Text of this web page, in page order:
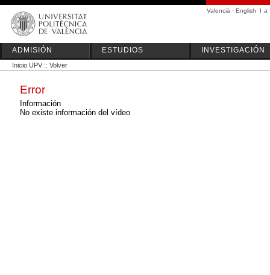
Valencià · English I a
ADMISIÓN ESTUDIOS INVESTIGACIÓN
Inicio UPV :: Volver
Error
Información
No existe información del vídeo